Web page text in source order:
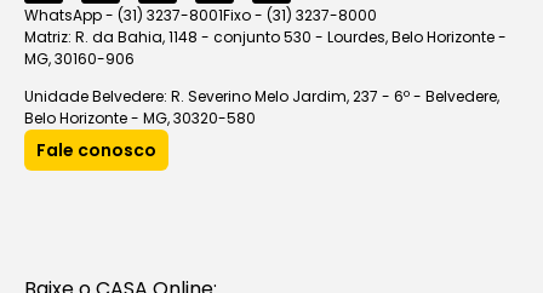
WhatsApp - (31) 3237-8001Fixo - (31) 3237-8000
Matriz: R. da Bahia, 1148 - conjunto 530 - Lourdes, Belo Horizonte -
MG, 30160-906
Unidade Belvedere: R. Severino Melo Jardim, 237 - 6º - Belvedere,
Belo Horizonte - MG, 30320-580
Fale conosco